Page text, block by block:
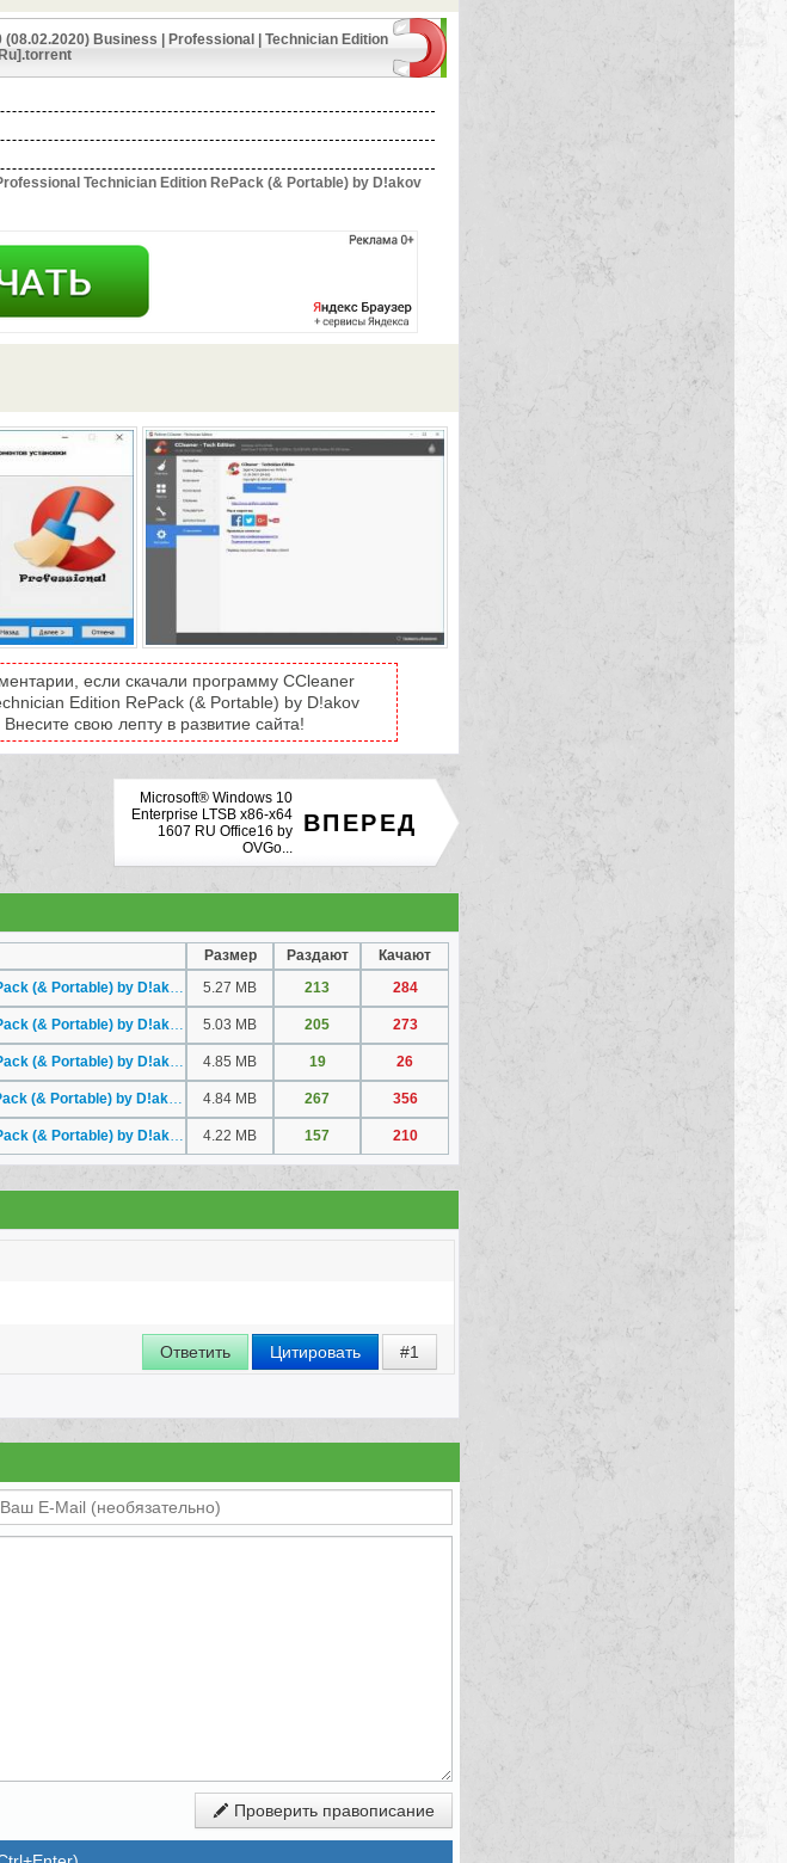
(08.02.2020) Business | Professional | Technician Edition
Technician Edition RePack (& Portable) by D!akov
если скачали программу CCleaner
Edition RePack (& Portable) by D!akov
свою лепту в развитие сайта!
ВПЕРЕД
Microsoft® Windows 10
Enterprise LTSB x86-x64
1607 RU Office16 by
OVGo...
Размер Раздают
Качают
CCleaner 5.24.5839 Business | Professional | Technician Edition RePack (& Portable) by D!akov [Multi/Ru]
5.27 MB 213 284
CCleaner 5.21.5700 Business | Professional | Technician Edition RePack (& Portable) by D!akov (28.08.2016) [Multi/Ru] 5.03 MB 205 273
CCleaner 5.15.5513 Business | Professional | Technician Edition RePack (& Portable) by D!akov [Multi/Ru] 4.85 MB 19 26
CCleaner 5.11.5408 Business | Professional | Technician Edition RePack (& Portable) by D!akov [Multi/Ru] 4.84 MB 267 356
CCleaner 5.00.5050 Business | Professional | Technician Edition RePack (& Portable) by D!akov (27.11.2014) [Multi/Ru] 4.22 MB 157 210
Ответить Цитировать #1
Проверить правописание